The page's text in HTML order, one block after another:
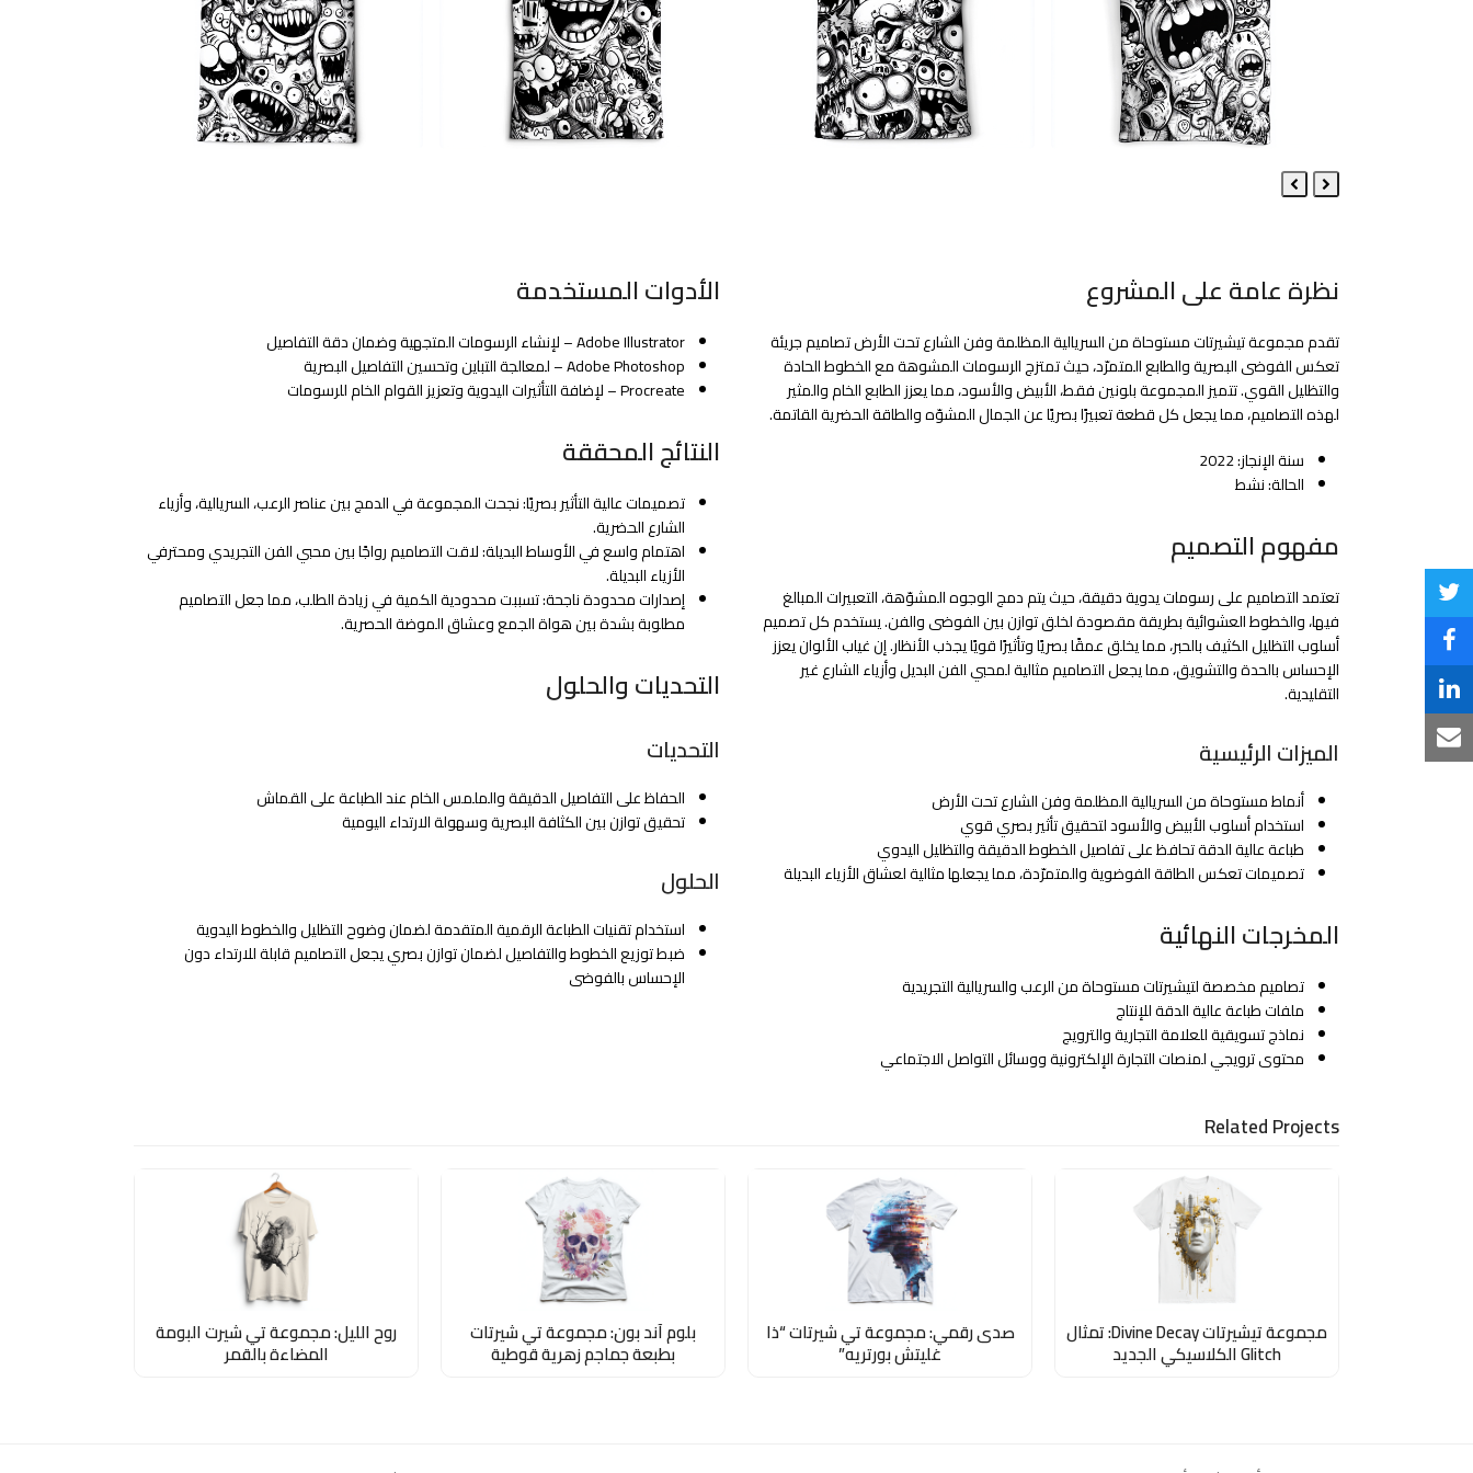
Previous
Next
الأدوات المستخدمة
Adobe Illustrator – لإنشاء الرسومات المتجهية وضمان دقة التفاصيل
Adobe Photoshop – لمعالجة التباين وتحسين التفاصيل البصرية
Procreate – لإضافة التأثيرات اليدوية وتعزيز القوام الخام للرسومات
النتائج المحققة
تصميمات عالية التأثير بصريًا: نجحت المجموعة في الدمج بين عناصر الرعب، السريالية، وأزياء
الشارع الحضرية.
اهتمام واسع في الأوساط البديلة: لاقت التصاميم رواجًا بين محبي الفن التجريدي ومحترفي
الأزياء البديلة.
إصدارات محدودة ناجحة: تسببت محدودية الكمية في زيادة الطلب، مما جعل التصاميم
مطلوبة بشدة بين هواة الجمع وعشاق الموضة الحصرية.
التحديات والحلول
التحديات
الحفاظ على التفاصيل الدقيقة والملمس الخام عند الطباعة على القماش
تحقيق توازن بين الكثافة البصرية وسهولة الارتداء اليومية
الحلول
استخدام تقنيات الطباعة الرقمية المتقدمة لضمان وضوح التظليل والخطوط اليدوية
ضبط توزيع الخطوط والتفاصيل لضمان توازن بصري يجعل التصاميم قابلة للارتداء دون
الإحساس بالفوضى
نظرة عامة على المشروع
تقدم مجموعة تيشيرتات مستوحاة من السريالية المظلمة وفن الشارع تحت الأرض تصاميم جريئة
تعكس الفوضى البصرية والطابع المتمرّد، حيث تمتزج الرسومات المشوهة مع الخطوط الحادة
والتظليل القوي. تتميز المجموعة بلونين فقط، الأبيض والأسود، مما يعزز الطابع الخام والمثير
لهذه التصاميم، مما يجعل كل قطعة تعبيرًا بصريًا عن الجمال المشوّه والطاقة الحضرية القاتمة.
سنة الإنجاز: 2022
الحالة: نشط
مفهوم التصميم
تعتمد التصاميم على رسومات يدوية دقيقة، حيث يتم دمج الوجوه المشوّهة، التعبيرات المبالغ
فيها، والخطوط العشوائية بطريقة مقصودة لخلق توازن بين الفوضى والفن. يستخدم كل تصميم
أسلوب التظليل الكثيف بالحبر، مما يخلق عمقًا بصريًا وتأثيرًا قويًا يجذب الأنظار. إن غياب الألوان يعزز
الإحساس بالحدة والتشويق، مما يجعل التصاميم مثالية لمحبي الفن البديل وأزياء الشارع غير
التقليدية.
الميزات الرئيسية
أنماط مستوحاة من السريالية المظلمة وفن الشارع تحت الأرض
استخدام أسلوب الأبيض والأسود لتحقيق تأثير بصري قوي
طباعة عالية الدقة تحافظ على تفاصيل الخطوط الدقيقة والتظليل اليدوي
تصميمات تعكس الطاقة الفوضوية والمتمرّدة، مما يجعلها مثالية لعشاق الأزياء البديلة
المخرجات النهائية
تصاميم مخصصة لتيشيرتات مستوحاة من الرعب والسريالية التجريدية
ملفات طباعة عالية الدقة للإنتاج
نماذج تسويقية للعلامة التجارية والترويج
محتوى ترويجي لمنصات التجارة الإلكترونية ووسائل التواصل الاجتماعي
Share
on
Twitter
Share
on
Facebook
Share
on
Share
Related Projects
مجموعة تيشيرتات Divine Decay: تمثال
Glitch الكلاسيكي الجديد
صدى رقمي: مجموعة تي شيرتات “ذا
غليتش بورتريه”
بلوم آند بون: مجموعة تي شيرتات
بطبعة جماجم زهرية قوطية
روح الليل: مجموعة تي شيرت البومة
المضاءة بالقمر